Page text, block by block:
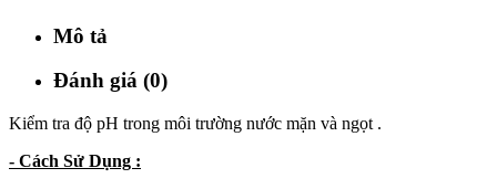
Mô tả
Đánh giá (0)
Kiểm tra độ pH trong môi trường nước mặn và ngọt .
- Cách Sử Dụng :